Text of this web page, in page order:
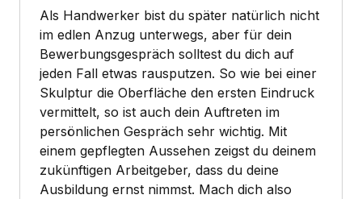
Als Handwerker bist du später natürlich nicht
im edlen Anzug unterwegs, aber für dein
Bewerbungsgespräch solltest du dich auf
jeden Fall etwas rausputzen. So wie bei einer
Skulptur die Oberfläche den ersten Eindruck
vermittelt, so ist auch dein Auftreten im
persönlichen Gespräch sehr wichtig. Mit
einem gepflegten Aussehen zeigst du deinem
zukünftigen Arbeitgeber, dass du deine
Ausbildung ernst nimmst. Mach dich also